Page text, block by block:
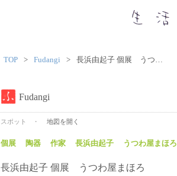
TOP Fudangi 長浜由起子 個展 うつわ屋まほろ
Fudangi
スポット 地図を開く
個展 陶器 作家 長浜由起子 うつわ屋まほろ
長浜由起子 個展 うつわ屋まほろ